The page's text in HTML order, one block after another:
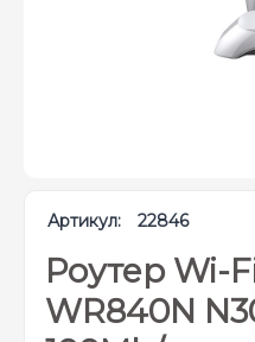
Артикул: 22846
Роутер Wi-
WR840N